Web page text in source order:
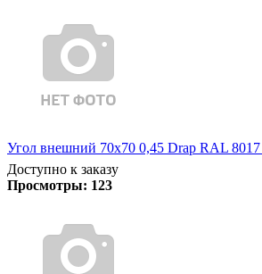
Угол внешний 70х70 0,45 Drap RAL
Доступно к заказу
Просмотры: 123